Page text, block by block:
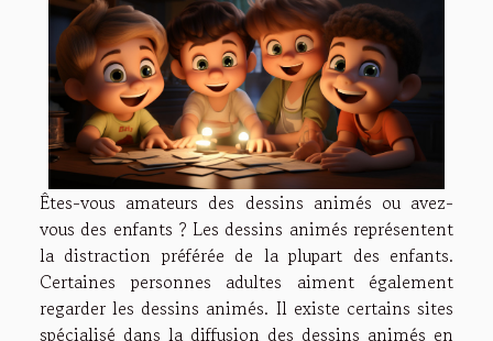
Êtes-vous amateurs des dessins animés ou avez-
vous des enfants ? Les dessins animés représentent
la distraction préférée de la plupart des enfants.
Certaines personnes adultes aiment également
regarder les dessins animés. Il existe certains sites
spécialisé dans la diffusion des dessins animés en